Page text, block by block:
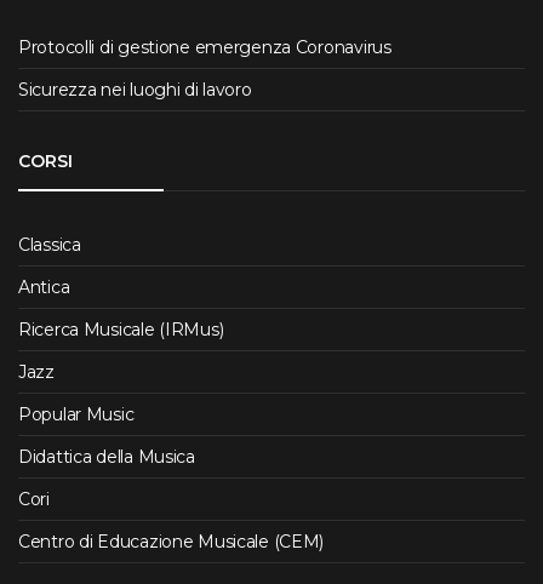
Protocolli di gestione emergenza Coronavirus
Sicurezza nei luoghi di lavoro
CORSI
Classica
Antica
Ricerca Musicale (IRMus)
Jazz
Popular Music
Didattica della Musica
Cori
Centro di Educazione Musicale (CEM)